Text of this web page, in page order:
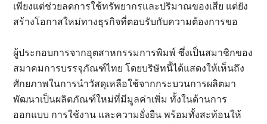
เพียงแต่ช่วยลดการใช้ทรัพยากรและปริมาณของเสีย แต่ยัง
สร้างโอกาสใหม่ทางธุรกิจที่ตอบรับกับความต้องการขอ
ผู้ประกอบการจากอุตสาหกรรมการพิมพ์ ซึ่งเป็นสมาชิกของ
สมาคมการบรรจุภัณฑ์ไทย โดยบริษัทนี้ได้แสดงให้เห็นถึง
ศักยภาพในการนำวัสดุเหลือใช้จากกระบวนการผลิตมา
พัฒนาเป็นผลิตภัณฑ์ใหม่ที่มีมูลค่าเพิ่ม ทั้งในด้านการ
ออกแบบ การใช้งาน และความยั่งยืน พร้อมทั้งสะท้อนให้